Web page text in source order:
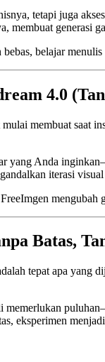
tetapi juga
membuat generasi
belajar
4.0
membuat saat
yang Anda
iterasi
Batas,
tepat apa yang
eksperimen